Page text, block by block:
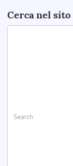
Cerca nel sito